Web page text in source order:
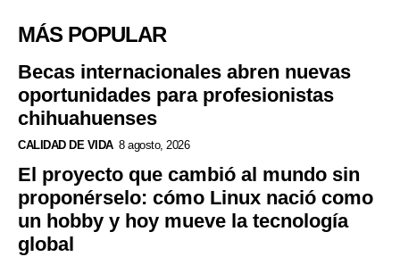
MÁS POPULAR
Becas internacionales abren nuevas
oportunidades para profesionistas
chihuahuenses
CALIDAD DE VIDA 8 agosto, 2026
El proyecto que cambió al mundo sin
proponérselo: cómo Linux nació como
un hobby y hoy mueve la tecnología
global